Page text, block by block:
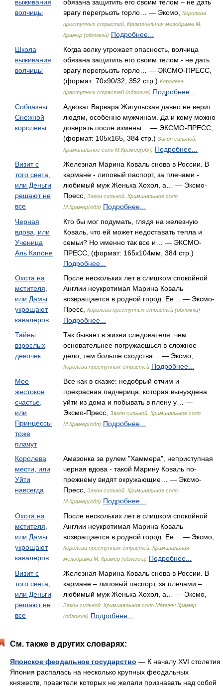
выживания
волчицы
обязана защитить его своим телом – не дать
врагу перегрызть горло… — Эксмо,
Королева
преступных страстей. Криминальная мелодрама М.
Крамер (обложка) Подробнее...
Школа
выживания
волчицы
Когда волку угрожает опасность, волчица
обязана защитить его своим телом - не дать
врагу перегрызть горло… — ЭКСМО-ПРЕСС,
(формат: 70x90/32, 352 стр.) Королева
преступных страстей (обложка) Подробнее...
Соблазны
Снежной
королевы
Адвокат Варвара Жигульская давно не верит
людям, особенно мужчинам. Да и кому можно
доверять после измены… — ЭКСМО-ПРЕСС,
(формат: 105x165, 384 стр.) Закон сильной.
Криминальное соло М.Крамер(обл) Подробнее...
Визит с
того света,
или Деньги
решают не
все
Железная Марина Коваль снова в России. В
кармане - липовый паспорт, за плечами -
любимый муж Женька Хохол, а… — Эксмо-
Пресс,
Закон сильной. Криминальное соло
М.Крамер(обл) Подробнее...
Черная
вдова, или
Ученица
Аль Капоне
Кто бы мог подумать, глядя на железную
Коваль, что ей может недоставать тепла и
семьи? Но именно так все и… — ЭКСМО-
ПРЕСС, (формат: 165x104мм, 384 стр.)
Подробнее...
Охота на
мстителя,
или Дамы
укрощают
кавалеров
После нескольких лет в слишком спокойной
Англии неукротимая Марина Коваль
возвращается в родной город. Ее… — Эксмо-
Пресс,
Королева преступных страстей (обложка)
Подробнее...
Тайны
взрослых
девочек
Так бывает в жизни следователя: чем
основательнее погружаешься в сложное
дело, тем больше сходства… — Эксмо,
Королева преступных страстей Подробнее...
Мое
жестокое
счастье,
или
Принцессы
тоже
плачут
Все как в сказке: недобрый отчим и
прекрасная падчерица, которая вынуждена
уйти из дома и побывать в плену у… —
Эксмо-Пресс,
Закон сильной. Криминальное соло
М.Крамер(обл) Подробнее...
Королева
мести, или
Уйти
навсегда
Амазонка за рулем "Хаммера", неприступная
черная вдова - такой Марину Коваль по-
прежнему видят окружающие… — Эксмо-
Пресс,
Закон сильной. Криминальное соло
М.Крамер(обл) Подробнее...
Охота на
мстителя,
или Дамы
укрощают
кавалеров
После нескольких лет в слишком спокойной
Англии неукротимая Марина Коваль
возвращается в родной город. Ее… — Эксмо,
Королева преступных страстей. Криминальная
мелодрама М. Крамер (обложка) Подробнее...
Визит с
того света,
или Деньги
решают не
все
Железная Марина Коваль снова в России. В
кармане – липовый паспорт, за плечами –
любимый муж Женька Хохол, а… — Эксмо,
Закон сильной. Криминальное соло Марины Крамер
(обложка) Подробнее...
См. также в других словарях:
Японское феодальное государство — К началу XVI столетия
Япония распалась на несколько крупных феодальных
княжеств, правители которых не желали признавать над собой